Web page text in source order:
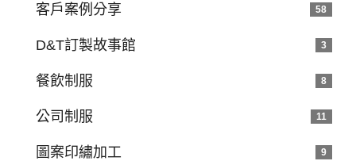
客戶案例分享 58
D&T訂製故事館 3
餐飲制服 8
公司制服 11
圖案印繡加工 9